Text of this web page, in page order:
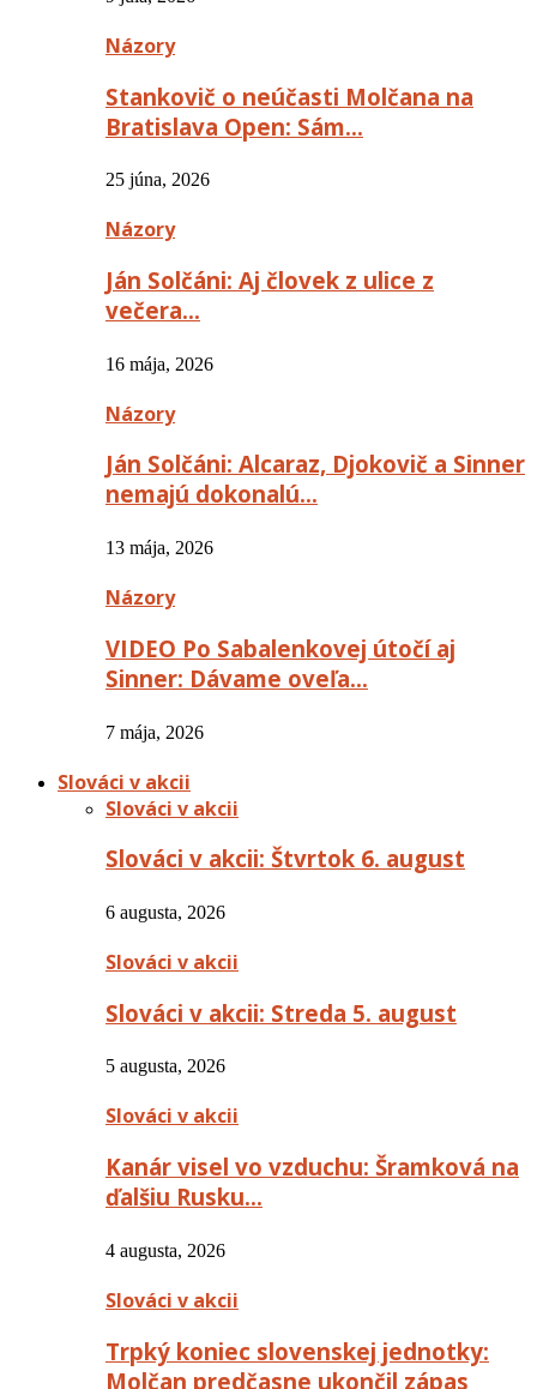
Názory
Stankovič o neúčasti Molčana na
Bratislava Open: Sám…
25 júna, 2026
Názory
Ján Solčáni: Aj človek z ulice z
večera…
16 mája, 2026
Názory
Ján Solčáni: Alcaraz, Djokovič a Sinner
nemajú dokonalú…
13 mája, 2026
Názory
VIDEO Po Sabalenkovej útočí aj
Sinner: Dávame oveľa…
7 mája, 2026
Slováci v akcii
Slováci v akcii
Slováci v akcii: Štvrtok 6. august
6 augusta, 2026
Slováci v akcii
Slováci v akcii: Streda 5. august
5 augusta, 2026
Slováci v akcii
Kanár visel vo vzduchu: Šramková na
ďalšiu Rusku…
4 augusta, 2026
Slováci v akcii
Trpký koniec slovenskej jednotky:
Molčan predčasne ukončil zápas